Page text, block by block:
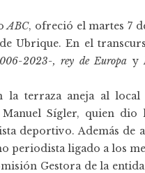
ABC, ofreció el martes 7
Ubrique. En el
2023-, rey de Europa y
la terraza aneja al
Sígler, quien dio
deportivo. Además de
periodista ligado a los
Gestora de la